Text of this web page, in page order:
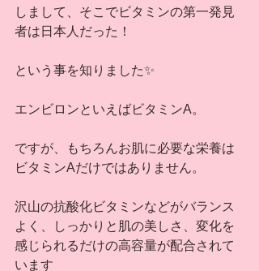
しまして、そこでビタミンの第一発見
者は日本人だった！
という事を知りました✨
エンビロンといえばビタミンA。
ですが、もちろんお肌に必要な栄養は
ビタミンAだけではありません。
沢山の抗酸化ビタミンなどがバランス
よく、しっかりと肌の美しさ、変化を
感じられるだけの高容量が配合されて
います